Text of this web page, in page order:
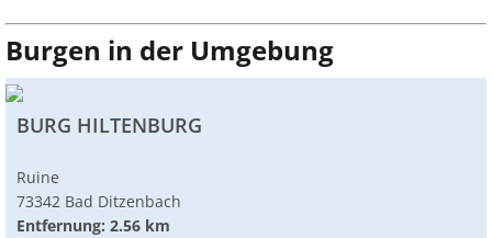
Burgen in der Umgebung
BURG HILTENBURG
Ruine
73342 Bad Ditzenbach
Entfernung: 2.56 km